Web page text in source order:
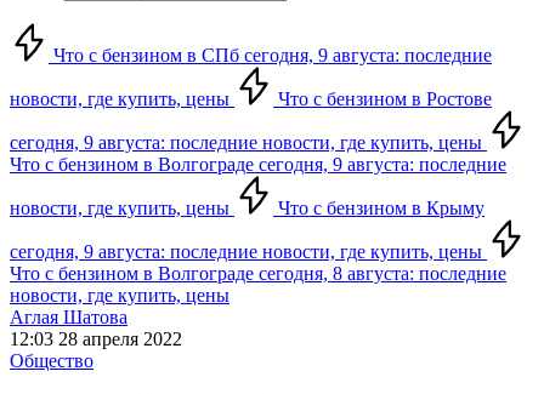
Что с бензином в СПб сегодня, 9 августа: последние
новости, где купить, цены Что с бензином в Ростове
сегодня, 9 августа: последние новости, где купить, цены
Что с бензином в Волгограде сегодня, 9 августа: последние
новости, где купить, цены Что с бензином в Крыму
сегодня, 9 августа: последние новости, где купить, цены
Что с бензином в Волгограде сегодня, 8 августа: последние
новости, где купить, цены
Аглая Шатова
12:03 28 апреля 2022
Общество